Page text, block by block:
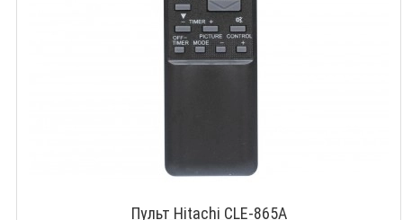
Пульт Hitachi CLE-865A